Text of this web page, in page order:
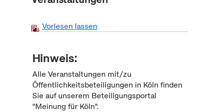
Vorlesen lassen
Hinweis:
Alle Veranstaltungen mit/zu
Öffentlichkeitsbeteiligungen in Köln finden
Sie auf unserem Beteiligungsportal
"Meinung für Köln".